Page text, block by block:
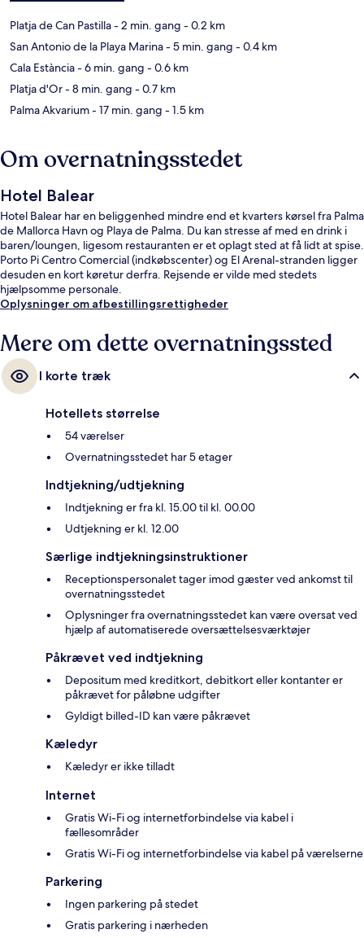
Platja de Can Pastilla- 2 min. gang - 0.2 km
San Antonio de la Playa Marina- 5 min. gang - 0.4 km
Cala Estància- 6 min. gang - 0.6 km
Platja d'Or- 8 min. gang - 0.7 km
Palma Akvarium- 17 min. gang - 1.5 km
Om overnatningsstedet
Hotel Balear
Hotel Balear har en beliggenhed mindre end et kvarters kørsel fra Palma
de Mallorca Havn og Playa de Palma. Du kan stresse af med en drink i
baren/loungen, ligesom restauranten er et oplagt sted at få lidt at spise.
Porto Pi Centro Comercial (indkøbscenter) og El Arenal-stranden ligger
desuden en kort køretur derfra. Rejsende er vilde med stedets
hjælpsomme personale.
Oplysninger om afbestillingsrettigheder
Mere om dette overnatningssted
I korte træk
Hotellets størrelse
54 værelser
Overnatningsstedet har 5 etager
Indtjekning/udtjekning
Indtjekning er fra kl. 15.00 til kl. 00.00
Udtjekning er kl. 12.00
Særlige indtjekningsinstruktioner
Receptionspersonalet tager imod gæster ved ankomst til
overnatningsstedet
Oplysninger fra overnatningsstedet kan være oversat ved
hjælp af automatiserede oversættelsesværktøjer
Påkrævet ved indtjekning
Depositum med kreditkort, debitkort eller kontanter er
påkrævet for påløbne udgifter
Gyldigt billed-ID kan være påkrævet
Kæledyr
Kæledyr er ikke tilladt
Internet
Gratis Wi-Fi og internetforbindelse via kabel i
fællesområder
Gratis Wi-Fi og internetforbindelse via kabel på værelserne
Parkering
Ingen parkering på stedet
Gratis parkering i nærheden